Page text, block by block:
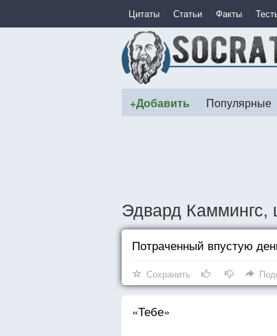
Цитаты Статьи Факты
+Добавить Популярные
Эдвард Каммингс,
Потраченный впустую
Сохранить
«Тебе»